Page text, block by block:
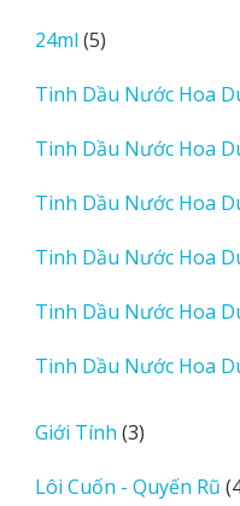
phẩm
24ml 55
phẩm
Tinh Dầu Nước Hoa
Tinh Dầu Nước Hoa
Tinh Dầu Nước Hoa
Tinh Dầu Nước Hoa
Tinh Dầu Nước Hoa
Tinh Dầu Nước Hoa
Giới Tính 33
phẩm
Lôi Cuốn - Quyến Rũ